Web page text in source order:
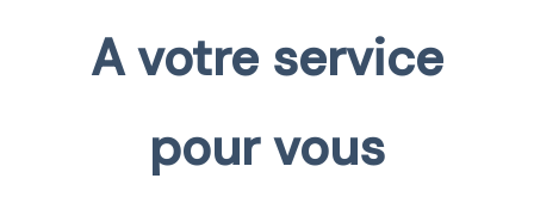
A votre service
pour vous